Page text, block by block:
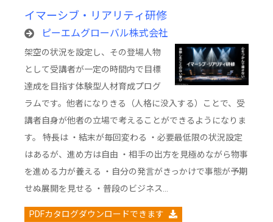
イマーシブ・リアリティ研修
ピーエムグローバル株式会社
架空の状況を設定し、その登場人物
として受講者が一定の時間内で目標
達成を目指す体験型人材育成プログ
ラムです。他者になりきる（人格に没入する）ことで、受
講者自身が他者の立場で考えることができるようになりま
す。 特長は ・結末が毎回変わる ・必要最低限の状況設定
はあるが、進め方は自由 ・相手の出方を見極めながら物事
を進める力が養える ・自分の発言がきっかけで事態が予期
せぬ展開を見せる ・普段のビジネス…
PDFカタログダウンロードできます